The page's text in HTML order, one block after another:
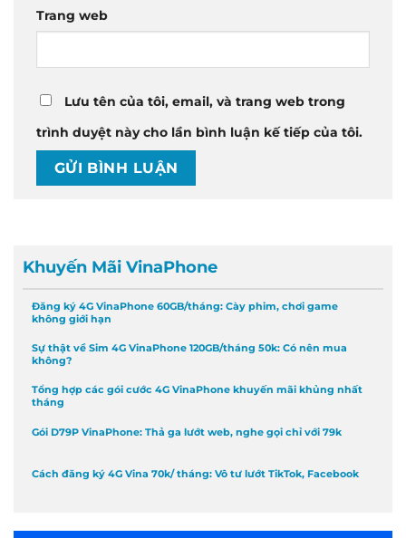
Trang web
Lưu tên của tôi, email, và trang web trong
trình duyệt này cho lần bình luận kế tiếp của tôi.
Khuyến Mãi VinaPhone
Đăng ký 4G VinaPhone 60GB/tháng: Cày phim, chơi game
không giới hạn
Sự thật về Sim 4G VinaPhone 120GB/tháng 50k: Có nên mua
không?
Tổng hợp các gói cước 4G VinaPhone khuyến mãi khủng nhất
tháng
Gói D79P VinaPhone: Thả ga lướt web, nghe gọi chỉ với 79k
Cách đăng ký 4G Vina 70k/ tháng: Vô tư lướt TikTok, Facebook